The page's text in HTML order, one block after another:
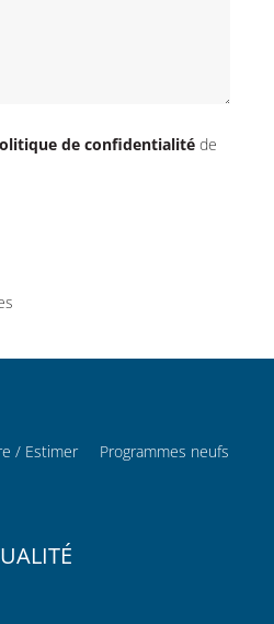
de confidentialité de
/ Estimer Programmes neufs